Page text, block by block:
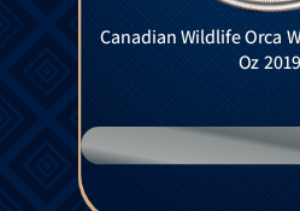
Canadian Wildlife Orca
Oz 2019